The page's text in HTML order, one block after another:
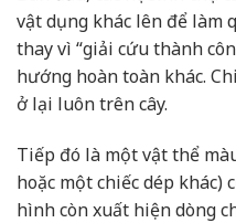
vật dụng khác lên để làm
thay vì “giải cứu thành
hướng hoàn toàn khác.
ở lại luôn trên cây.
Tiếp đó là một vật thể
hoặc một chiếc dép khác)
hình còn xuất hiện dòng